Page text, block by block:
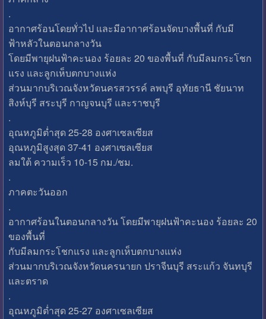
.
อากาศร้อนโดยทั่วไป และมีอากาศร้อนจัดบางพื้นที่ กับมี
ฟ้าหลัวในตอนกลางวัน
โดยมีพายุฝนฟ้าคะนอง ร้อยละ 20 ของพื้นที่ กับมีลมกระโชก
แรง และลูกเห็บตกบางแห่ง
ส่วนมากบริเวณจังหวัดนครสวรรค์ ลพบุรี อุทัยธานี ชัยนาท
สิงห์บุรี สระบุรี กาญจนบุรี และราชบุรี
.
อุณหภูมิต่ำสุด 25-28 องศาเซลเซียส
อุณหภูมิสูงสุด 37-41 องศาเซลเซียส
ลมใต้ ความเร็ว 10-15 กม./ชม.
.
ภาคตะวันออก
.
อากาศร้อนในตอนกลางวัน โดยมีพายุฝนฟ้าคะนอง ร้อยละ 20
ของพื้นที่
กับมีลมกระโชกแรง และลูกเห็บตกบางแห่ง
ส่วนมากบริเวณจังหวัดนครนายก ปราจีนบุรี สระแก้ว จันทบุรี
และตราด
.
อุณหภูมิต่ำสุด 25-27 องศาเซลเซียส